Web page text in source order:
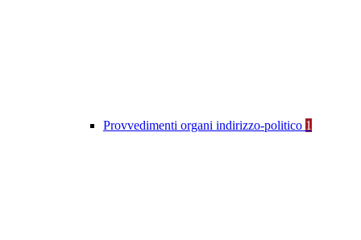
Provvedimenti organi indirizzo-politico 1